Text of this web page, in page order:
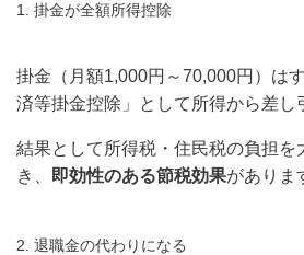
1. 掛金が全額所得控除
掛金（月額1,000円～70,000円）は
済等掛金控除」として所得から差し
結果として所得税・住民税の負担を
き、
即効性のある節税効果がありま
2. 退職金の代わりになる